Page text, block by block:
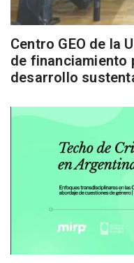
Centro GEO de la
de financiamiento
desarrollo